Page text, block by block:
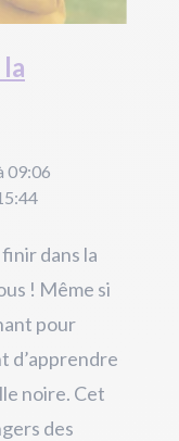
09:06
dans la
! Même si
pour
d’apprendre
noire. Cet
des